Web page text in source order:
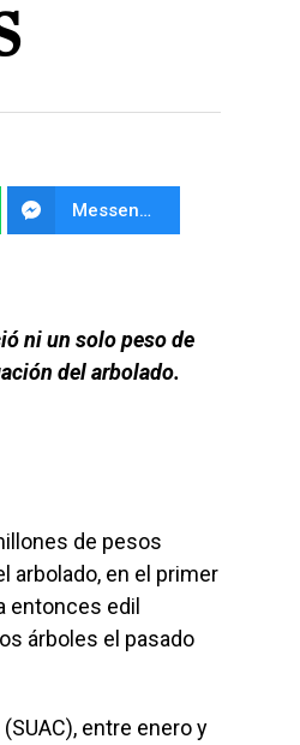
Messenger
ni un solo peso de
del arbolado.
de pesos
arbolado, en el primer
entonces edil
árboles el pasado
entre enero y